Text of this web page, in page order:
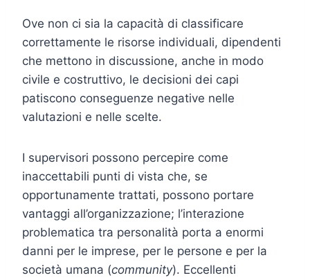
Ove non ci sia la capacità di classificare
correttamente le risorse individuali, dipendenti
che mettono in discussione, anche in modo
civile e costruttivo, le decisioni dei capi
patiscono conseguenze negative nelle
valutazioni e nelle scelte.
I supervisori possono percepire come
inaccettabili punti di vista che, se
opportunamente trattati, possono portare
vantaggi all’organizzazione; l’interazione
problematica tra personalità porta a enormi
danni per le imprese, per le persone e per la
società umana (community). Eccellenti